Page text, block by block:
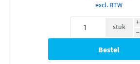
excl. BTW
i
h
stuk